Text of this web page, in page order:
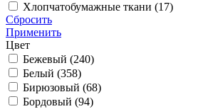
Хлопчатобумажные ткани (17)
Сбросить
Применить
Цвет
Бежевый (240)
Белый (358)
Бирюзовый (68)
Бордовый (94)